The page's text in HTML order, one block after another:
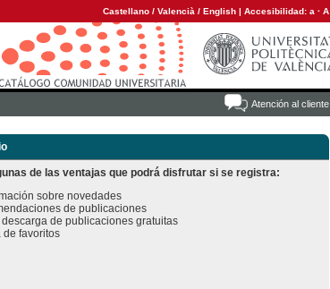
Castellano / Valencià / English | Accesibilidad: a · A
Atención al cliente
de las ventajas que podrá disfrutar si se registra:
sobre novedades
de publicaciones
descarga de publicaciones gratuitas